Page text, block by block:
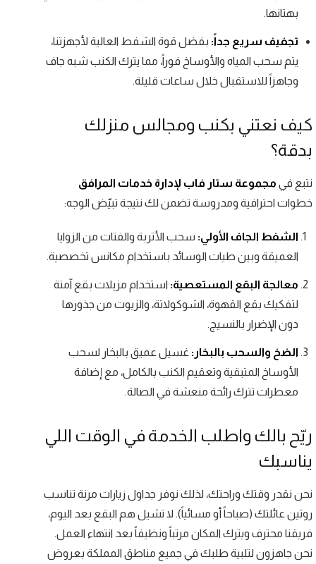
بهتانها.
تجفيف سريع جداً: بفضل قوة الشفط العالية لأجهزتنا،
يتم سحب المياه والأوساخ فوراً، مما يترك الكنب شبه جاف
وجاهزاً للاستقبال خلال ساعات قليلة.
كيف نعتني بكنب ومجالس منزلك
بدقة؟
نتبع في مجموعة ستار فاب لإدارة خدمات المرافق
خطوات احترافية ومدروسة تضمن لك نتيجة تبيّض الوجه:
الشفط الجاف الأولي: سحب الأتربة والفتات من الزوايا
العميقة وبين طيات الوسائد باستخدام مكانس تخصصية.
معالجة البقع المستعصية: استخدام مزيلات بقع آمنة
لتفكيك بقع القهوة، الشوكولاتة، والزيوت من جذورها
دون الإضرار بالنسيج.
الضخ والسحب بالبخار: غسيل عميق بالبخار لسحب
الأوساخ المتبقية وتعقيم الكنب بالكامل، مع إضافة
معطرات تترك رائحة منعشة في الصالة.
ريّح بالك واطلب الخدمة في الوقت اللي
يناسبك
نحن نقدر وقتك وراحتك، لذلك نوفر جداول زيارات مرنة تناسب
روتين عائلتك (صباحاً أو مسائياً). لا تشيل هم البقع بعد اليوم،
فريقنا محترف ويترك المكان مرتباً ونظيفاً بعد انتهاء العمل.
نحن جاهزون لتلبية طلبك في جميع مناطق المملكة بعروض